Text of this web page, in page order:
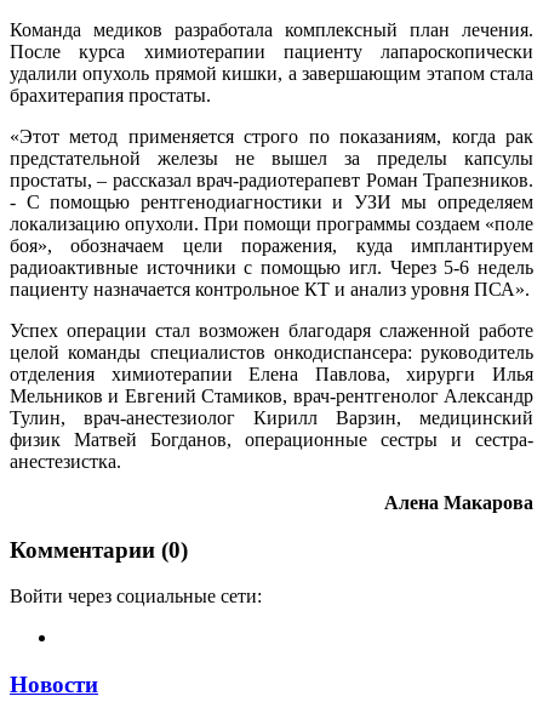
Команда медиков разработала комплексный план лечения.
После курса химиотерапии пациенту лапароскопически
удалили опухоль прямой кишки, а завершающим этапом стала
брахитерапия простаты.
«Этот метод применяется строго по показаниям, когда рак
предстательной железы не вышел за пределы капсулы
простаты, – рассказал врач-радиотерапевт Роман Трапезников.
- С помощью рентгенодиагностики и УЗИ мы определяем
локализацию опухоли. При помощи программы создаем «поле
боя», обозначаем цели поражения, куда имплантируем
радиоактивные источники с помощью игл. Через 5-6 недель
пациенту назначается контрольное КТ и анализ уровня ПСА».
Успех операции стал возможен благодаря слаженной работе
целой команды специалистов онкодиспансера: руководитель
отделения химиотерапии Елена Павлова, хирурги Илья
Мельников и Евгений Стамиков, врач-рентгенолог Александр
Тулин, врач-анестезиолог Кирилл Варзин, медицинский
физик Матвей Богданов, операционные сестры и сестра-
анестезистка.
Алена Макарова
Комментарии (0)
Войти через социальные сети:
Новости